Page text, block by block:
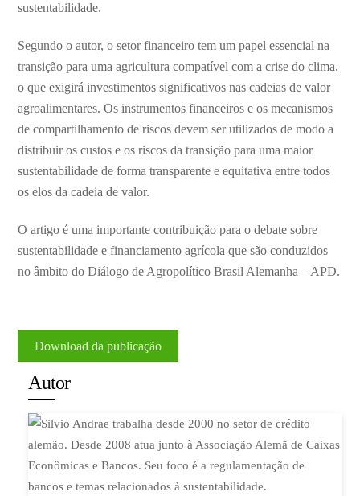
sustentabilidade.
Segundo o autor, o setor financeiro tem um papel essencial na
transição para uma agricultura compatível com a crise do clima,
o que exigirá investimentos significativos nas cadeias de valor
agroalimentares. Os instrumentos financeiros e os mecanismos
de compartilhamento de riscos devem ser utilizados de modo a
distribuir os custos e os riscos da transição para uma maior
sustentabilidade de forma transparente e equitativa entre todos
os elos da cadeia de valor.
O artigo é uma importante contribuição para o debate sobre
sustentabilidade e financiamento agrícola que são conduzidos
no âmbito do Diálogo de Agropolítico Brasil Alemanha – APD.
Download da publicação
Autor